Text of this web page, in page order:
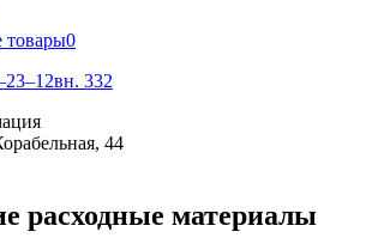
товары0
вн. 332
44
расходные материалы